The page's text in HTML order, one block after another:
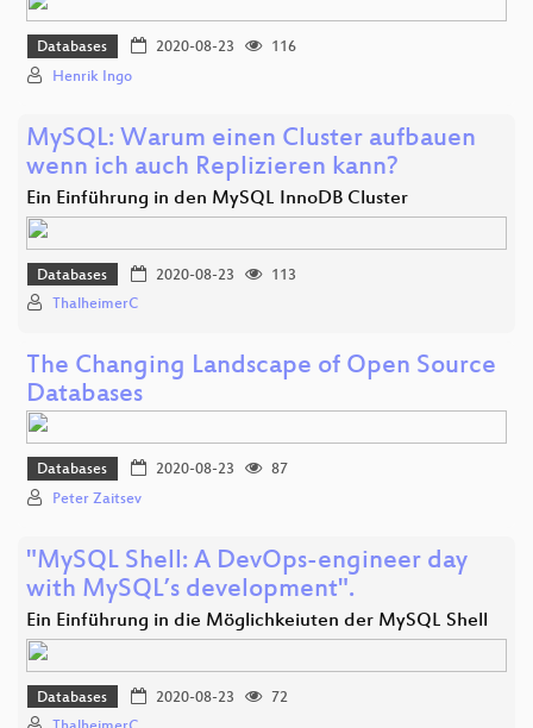
Databases 2020-08-23
116
Henrik Ingo
MySQL: Warum einen Cluster aufbauen
wenn ich auch Replizieren kann?
Ein Einführung in den MySQL InnoDB Cluster
Databases 2020-08-23
113
ThalheimerC
The Changing Landscape of Open Source
Databases
Databases 2020-08-23
87
Peter Zaitsev
"MySQL Shell: A DevOps-engineer day
with MySQL’s development".
Ein Einführung in die Möglichkeiuten der MySQL Shell
Databases 2020-08-23
72